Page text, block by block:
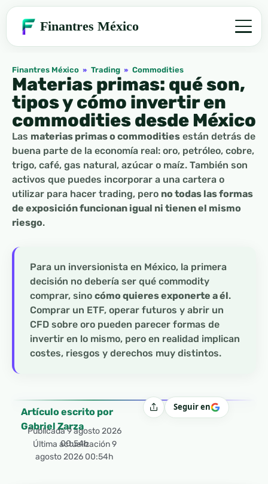
Finantres México
Finantres México » Trading » Commodities
Materias primas: qué son,
tipos y cómo invertir en
commodities desde México
Las materias primas o commodities están detrás de
buena parte de la economía real: oro, petróleo, cobre,
trigo, café, gas natural, azúcar o maíz. También son
activos que puedes incorporar a una cartera o
utilizar para hacer trading, pero no todas las formas
de exposición funcionan igual ni tienen el mismo
riesgo.
Para un inversionista en México, la primera
decisión no debería ser qué commodity
comprar, sino cómo quieres exponerte a él.
Comprar un ETF, operar futuros y abrir un
CFD sobre oro pueden parecer formas de
invertir en lo mismo, pero en realidad implican
costes, riesgos y derechos muy distintos.
Artículo escrito por
Gabriel Zarza
Publicada9 agosto 2026
00:54h
Última actualización 9
agosto 2026 00:54h
CompartirSeguir en